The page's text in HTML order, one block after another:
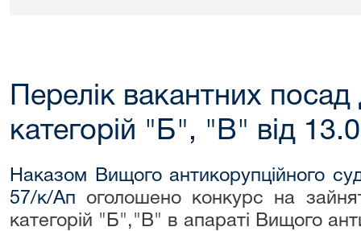
Перелік вакантних
категорій "Б", "В" від
Наказом Вищого антикорупційного
57/к/Ап оголошено конкурс на
категорій "Б","В" в апараті Вищого